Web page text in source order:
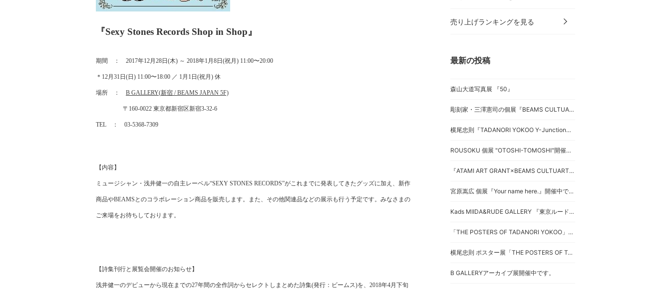
『Sexy Stones Records Shop in Shop』
期間 ： 2017年12月 28日 (木) ～ 2018年1 月 8日 (祝月 ) 11:00〜20:00
＊ 12月 31 日 (日 ) 11:00〜18:00 ／ 1 月 1 日 (祝月 ) 休
場所 ： B GALLERY(新宿 / BEAMS JAPAN 5F)
〒 160-0022 東京都新宿区新宿3-32-6
TEL ： 03-5368-7309
【内容】
ミュージシャン・浅井健一の自主レーベル“SEXY STONES RECORDS”がこれまでに発表してきたグッズに加え、 新作
商品やBEAMS とのコラボレーション商品を販売します。また、その他関連品などの展示も行う予定です。 みなさまの
ご来場をお待ちしております。
【詩集刊行と展覧会開催のお知らせ】
浅井健一のデビューから現在までの27年間の全作詞からセレクトしまとめた詩集(発行：ビームス)を、 2018年4月下旬
売り上げランキングを見る
最新の投稿
森山大道写真展 『50』
彫刻家・三澤憲司の個展『BEAMS CULTUART presents 三澤憲司 横断する抽象』開催中です。
横尾忠則『TADANORI YOKOO Y-Junction』開催中です。
ROUSOKU 個展 "OTOSHI-TOMOSHI"開催中です。
『ATAMI ART GRANT×BEAMS CULTUART Showcase』開催中です。
宮原嵩広 個展『Your name here.』開催中です。
Kads MIIDA&RUDE GALLERY 『東京ルード展』開催中です。
「THE POSTERS OF TADANORI YOKOO」第二部開催中です。
横尾忠則 ポスター展「THE POSTERS OF TADANORI YOKOO」開催中です。
B GALLERYアーカイブ展開催中です。